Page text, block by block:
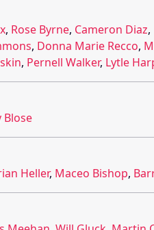
, Rose Byrne, Cameron Diaz,
, Donna Marie Recco,
, Pernell Walker, Lytle
Blose
Heller, Maceo Bishop,